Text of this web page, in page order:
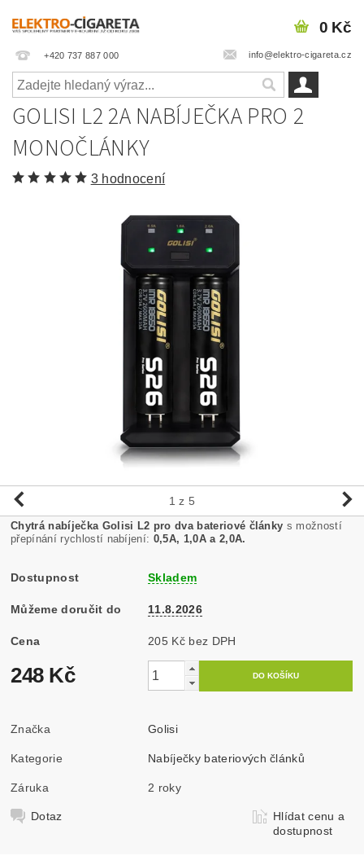
+420 737 887 000 info@elektro-cigareta.cz
0 Kč
GOLISI L2 2A NABÍJEČKA PRO 2
MONOČLÁNKY
3 hodnocení
1 z 5
Chytrá nabíječka Golisi L2 pro dva bateriové články s možností
přepínání rychlostí nabíjení: 0,5A, 1,0A a 2,0A.
Dostupnost Skladem
Můžeme doručit do 11.8.2026
Cena 205 Kč bez DPH
248 Kč
Značka Golisi
Kategorie Nabíječky bateriových článků
Záruka 2 roky
Dotaz
Hlídat cenu a
dostupnost